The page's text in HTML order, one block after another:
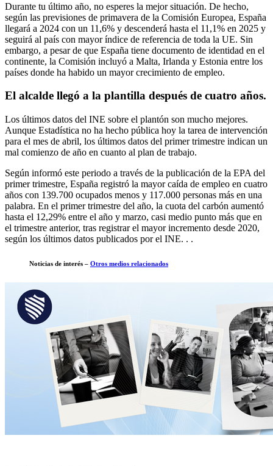
Durante tu último año, no esperes la mejor situación. De hecho,
según las previsiones de primavera de la Comisión Europea, España
llegará a 2024 con un 11,6% y descenderá hasta el 11,1% en 2025 y
seguirá al país con mayor índice de referencia de toda la UE. Sin
embargo, a pesar de que España tiene documento de identidad en el
continente, la Comisión incluyó a Malta, Irlanda y Estonia entre los
países donde ha habido un mayor crecimiento de empleo.
El alcalde llegó a la plantilla después de cuatro años.
Los últimos datos del INE sobre el plantón son mucho mejores.
Aunque Estadística no ha hecho pública hoy la tarea de intervención
para el mes de abril, los últimos datos del primer trimestre indican un
mal comienzo de año en cuanto al plan de trabajo.
Según informó este periodo a través de la publicación de la EPA del
primer trimestre, España registró la mayor caída de empleo en cuatro
años con 139.700 ocupados menos y 117.000 personas más en una
palabra. En el primer trimestre del año, la cuota del carbón aumentó
hasta el 12,29% entre el año y marzo, casi medio punto más que en
el trimestre anterior, tras registrar el mayor incremento desde 2020,
según los últimos datos publicados por el INE. . .
Noticias de interés – Otros medios relacionados